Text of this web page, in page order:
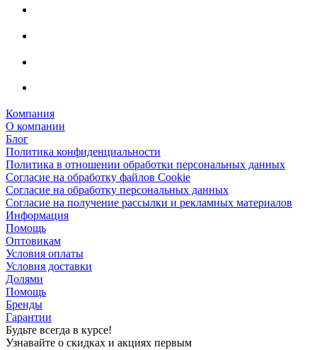
Компания
О компании
Блог
Политика конфиденциальности
Политика в отношении обработки персональных данных
Согласие на обработку файлов Cookie
Согласие на обработку персональных данных
Согласие на получение рассылки и рекламных материалов
Информация
Помощь
Оптовикам
Условия оплаты
Условия доставки
Долями
Помощь
Бренды
Гарантии
Будьте всегда в курсе!
Узнавайте о скидках и акциях первым